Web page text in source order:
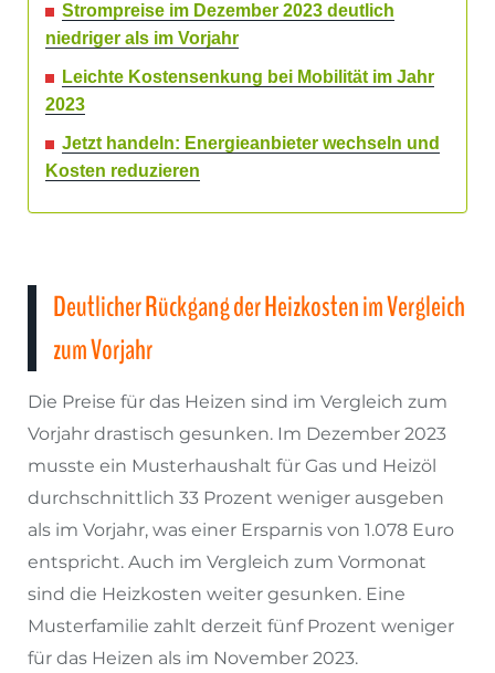
Strompreise im Dezember 2023 deutlich
niedriger als im Vorjahr
Leichte Kostensenkung bei Mobilität im Jahr
2023
Jetzt handeln: Energieanbieter wechseln und
Kosten reduzieren
Deutlicher Rückgang der Heizkosten im Vergleich
zum Vorjahr
Die Preise für das Heizen sind im Vergleich zum
Vorjahr drastisch gesunken. Im Dezember 2023
musste ein Musterhaushalt für Gas und Heizöl
durchschnittlich 33 Prozent weniger ausgeben
als im Vorjahr, was einer Ersparnis von 1.078 Euro
entspricht. Auch im Vergleich zum Vormonat
sind die Heizkosten weiter gesunken. Eine
Musterfamilie zahlt derzeit fünf Prozent weniger
für das Heizen als im November 2023.